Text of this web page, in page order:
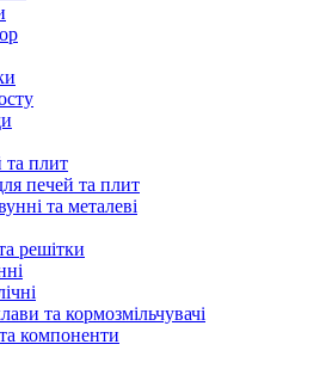
та плит
печей та плит
та металеві
решітки
та кормозмільчувачі
компоненти